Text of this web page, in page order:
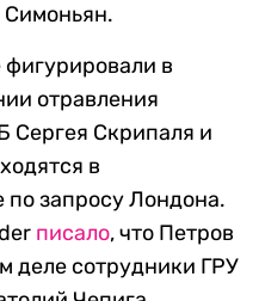
Симоньян.
в
отравления
Сергея Скрипаля и
в
запросу Лондона.
писало, что Петров
деле сотрудники ГРУ